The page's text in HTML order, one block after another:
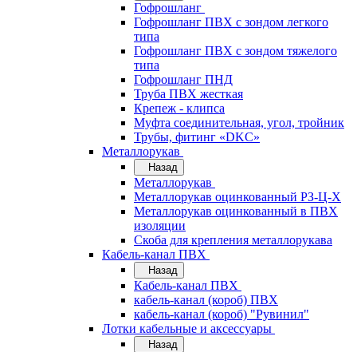
Гофрошланг
Гофрошланг ПВХ с зондом легкого
типа
Гофрошланг ПВХ с зондом тяжелого
типа
Гофрошланг ПНД
Труба ПВХ жесткая
Крепеж - клипса
Муфта соединительная, угол, тройник
Трубы, фитинг «DKC»
Металлорукав
Назад
Металлорукав
Металлорукав оцинкованный РЗ-Ц-Х
Металлорукав оцинкованный в ПВХ
изоляции
Скоба для крепления металлорукава
Кабель-канал ПВХ
Назад
Кабель-канал ПВХ
кабель-канал (короб) ПВХ
кабель-канал (короб) "Рувинил"
Лотки кабельные и аксессуары
Назад